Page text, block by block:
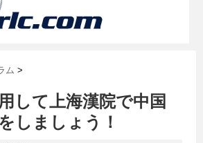
ム >
して上海漢院で中国
しましょう！